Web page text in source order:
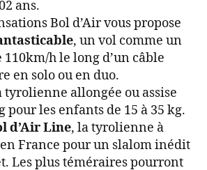
ans.
Bol d’Air vous propose
, un vol comme un
110km/h le long d’un câble
en solo ou en duo.
tyrolienne allongée ou assise
pour les enfants de 15 à 35 kg.
d’Air Line, la tyrolienne à
France pour un slalom inédit
Les plus téméraires pourront